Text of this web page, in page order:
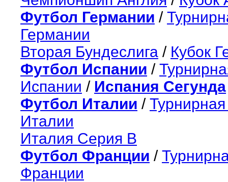
Футбол Германии /
Германии
Вторая Бундеслига / Кубок
Футбол Испании /
Испании / Испания Сегунда
Футбол Италии /
Италии
Италия Серия B
Футбол Франции /
Франции